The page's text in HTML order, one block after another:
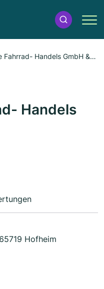
Fahrrad- Handels GmbH &
Handels
Hofheim